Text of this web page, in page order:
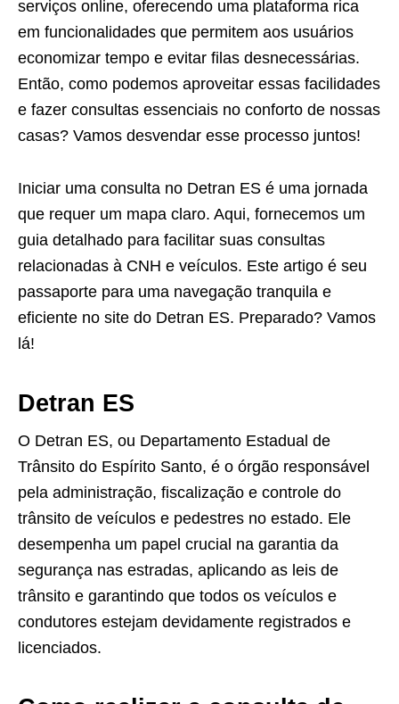
serviços online, oferecendo uma plataforma rica
em funcionalidades que permitem aos usuários
economizar tempo e evitar filas desnecessárias.
Então, como podemos aproveitar essas facilidades
e fazer consultas essenciais no conforto de nossas
casas? Vamos desvendar esse processo juntos!
Iniciar uma consulta no Detran ES é uma jornada
que requer um mapa claro. Aqui, fornecemos um
guia detalhado para facilitar suas consultas
relacionadas à CNH e veículos. Este artigo é seu
passaporte para uma navegação tranquila e
eficiente no site do Detran ES. Preparado? Vamos
lá!
Detran ES
O Detran ES, ou Departamento Estadual de
Trânsito do Espírito Santo, é o órgão responsável
pela administração, fiscalização e controle do
trânsito de veículos e pedestres no estado. Ele
desempenha um papel crucial na garantia da
segurança nas estradas, aplicando as leis de
trânsito e garantindo que todos os veículos e
condutores estejam devidamente registrados e
licenciados.